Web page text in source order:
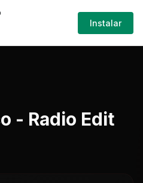
loco---radio-edit-el-taiger
Iniciar
Sesión
- Radio Edit
Instalar